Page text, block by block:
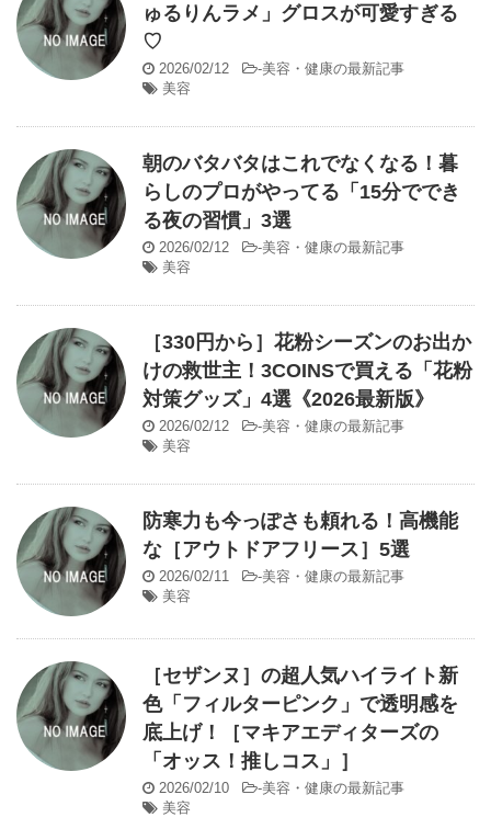
ゅるりんラメ」グロスが可愛すぎる
♡
2026/02/12 -美容・健康の最新記事
美容
朝のバタバタはこれでなくなる！暮
らしのプロがやってる「15分ででき
る夜の習慣」3選
2026/02/12 -美容・健康の最新記事
美容
［330円から］花粉シーズンのお出か
けの救世主！3COINSで買える「花粉
対策グッズ」4選《2026最新版》
2026/02/12 -美容・健康の最新記事
美容
防寒力も今っぽさも頼れる！高機能
な［アウトドアフリース］5選
2026/02/11 -美容・健康の最新記事
美容
［セザンヌ］の超人気ハイライト新
色「フィルターピンク」で透明感を
底上げ！［マキアエディターズの
「オッス！推しコス」］
2026/02/10 -美容・健康の最新記事
美容